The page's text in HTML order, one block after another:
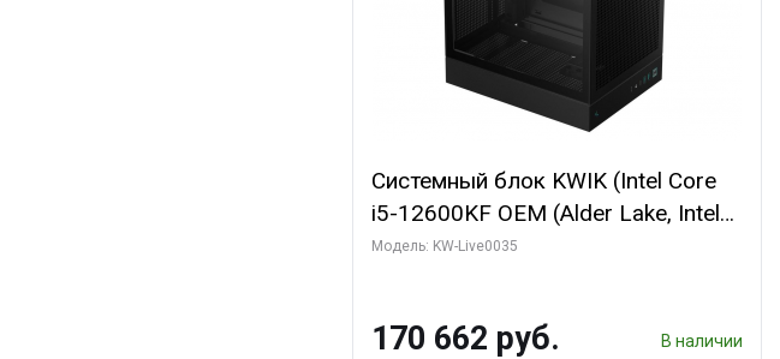
Системный блок KWIK (Intel Core
i5-12600KF OEM (Alder Lake, Intel
7, C10 4EC/6PC// 64 ГБ ОЗУ/ Ninja
SSD)
Модель: KW-Live0035
170 662 руб. В наличии